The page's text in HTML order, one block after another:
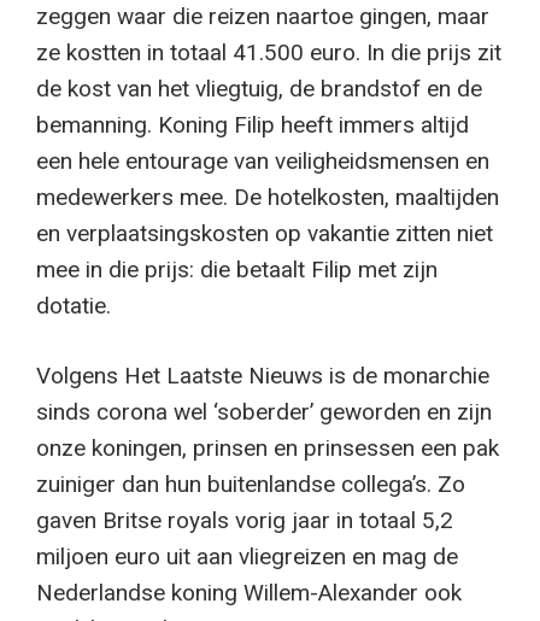
zeggen waar die reizen naartoe gingen, maar
ze kostten in totaal 41.500 euro. In die prijs zit
de kost van het vliegtuig, de brandstof en de
bemanning. Koning Filip heeft immers altijd
een hele entourage van veiligheidsmensen en
medewerkers mee. De hotelkosten, maaltijden
en verplaatsingskosten op vakantie zitten niet
mee in die prijs: die betaalt Filip met zijn
dotatie.
Volgens Het Laatste Nieuws is de monarchie
sinds corona wel ‘soberder’ geworden en zijn
onze koningen, prinsen en prinsessen een pak
zuiniger dan hun buitenlandse collega’s. Zo
gaven Britse royals vorig jaar in totaal 5,2
miljoen euro uit aan vliegreizen en mag de
Nederlandse koning Willem-Alexander ook